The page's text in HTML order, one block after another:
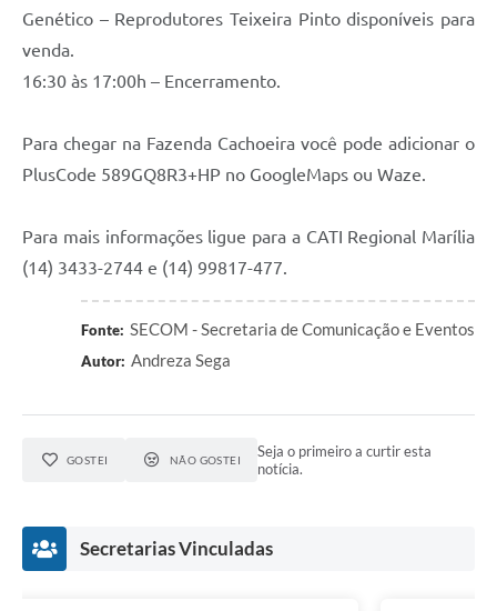
Genético – Reprodutores Teixeira Pinto disponíveis para
venda.
16:30 às 17:00h – Encerramento.
Para chegar na Fazenda Cachoeira você pode adicionar o
PlusCode 589GQ8R3+HP no GoogleMaps ou Waze.
Para mais informações ligue para a CATI Regional Marília
(14) 3433-2744 e (14) 99817-477.
Fonte: SECOM - Secretaria de Comunicação e Eventos
Autor: Andreza Sega
GOSTEI NÃO GOSTEI
Seja o primeiro a curtir esta
notícia.
Secretarias Vinculadas